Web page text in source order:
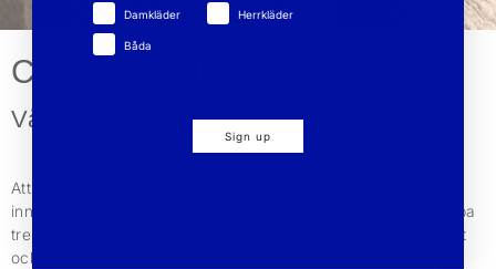
CARE GUIDE
Vårda dina plagg
Att kläder kan leva länge beror på en rad aspekter. För oss
innebär det att vi designar tidlösa plagg som inte följer snabba
trender. Det innebär också att att våra kläder har hög kvalitet
och är tillverkade i hållbara och naturliga material så som ull,
Damkläder Herrkläder
Båda
Sign up